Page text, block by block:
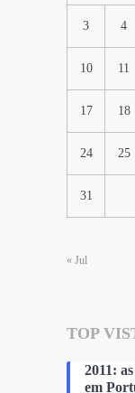
3 4
10 11
17 18
24 25
31
« Jul
TOP
2011:
em